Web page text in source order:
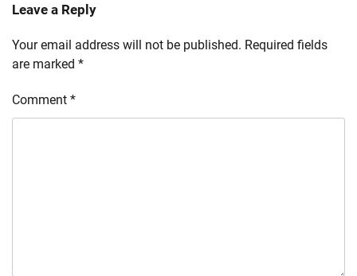
Leave a Reply
Your email address will not be published. Required fields
are marked *
Comment *